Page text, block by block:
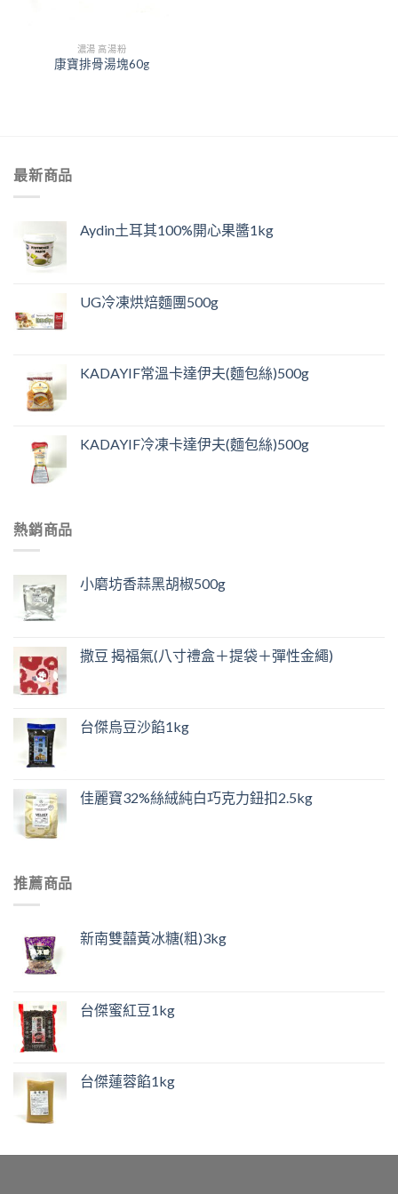
濃湯 高湯粉
康寶排骨湯塊60g
最新商品
Aydin土耳其100%開心果醬1kg
UG冷凍烘焙麵團500g
KADAYIF常溫卡達伊夫(麵包絲)500g
KADAYIF冷凍卡達伊夫(麵包絲)500g
熱銷商品
小磨坊香蒜黑胡椒500g
撒豆 揭福氣(八寸禮盒＋提袋＋彈性金繩)
台傑烏豆沙餡1kg
佳麗寶32%絲絨純白巧克力鈕扣2.5kg
推薦商品
新南雙囍黃冰糖(粗)3kg
台傑蜜紅豆1kg
台傑蓮蓉餡1kg